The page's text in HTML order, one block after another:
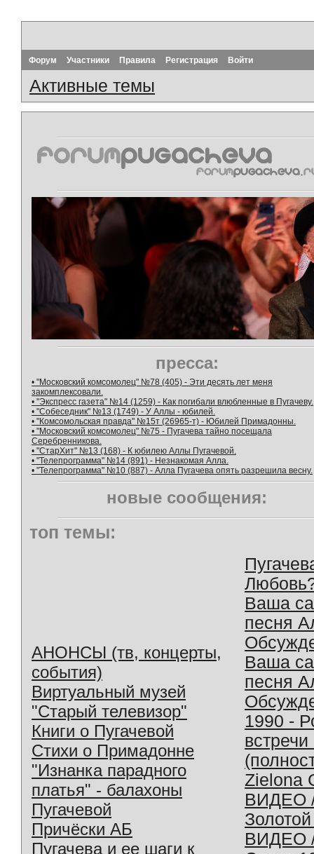
Форум Участники Правила Регистрация Войти
Активные темы
пресса:
• "Московский комсомолец" №78 (405) - Эти десять лет меня
закомплексовали.
• "Экспресс газета" №14 (1259) - Как погибали влюбленные в Пугачеву.
• "Собеседник" №13 (1749) - У Аллы - юбилей.
• "Комсомольская правда" №15т (26965-т) - Юбилей Примадонны.
• "Московский комсомолец" №75 - Пугачева тайно посещала
Серебренникова.
• "СтарХит" №13 (168) - К юбилею Аллы Пугачевой.
• "Телепрограмма" №14 (891) - Незнакомая Алла.
• "Телепрограмма" №10 (887) - Алла Пугачева опять разрешила весну.
новые сообщения:
топ темы:
АНОНСЫ (тв, концерты,
события)
Виртуальный музей
"Старый телевизор"
Книги о Пугачевой
Стихи о Примадонне
"Изнанка парадного
платья" - балахоны
Пугачевой
Причёски АБ
Пугачева и ее шаги к
Ваша
песня
Ваша
песня
1990 -
Zielona
ВИДЕО
ВИДЕО